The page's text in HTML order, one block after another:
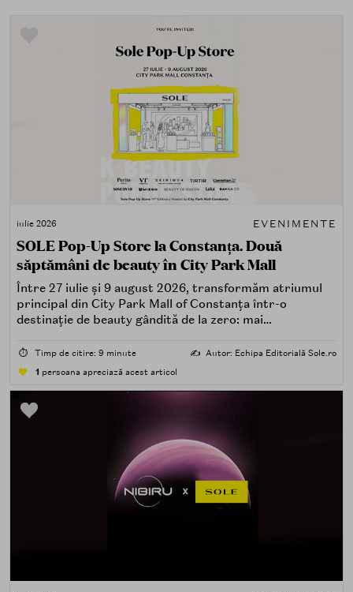
iulie 2026 EVENIMENTE
SOLE Pop-Up Store la Constanța. Două
săptămâni de beauty în City Park Mall
Între 27 iulie și 9 august 2026, transformăm atriumul
principal din City Park Mall of Constanța într-o
destinație de beauty gândită de la zero: mai
care îți place, de fapt, să descoperi produse — testând,
atingând, comparând, întrebând.
⏱️ Timp de citire: 9 minute ✍️ Autor: Echipa Editorială Sole.ro
1 persoana apreciază acest articol